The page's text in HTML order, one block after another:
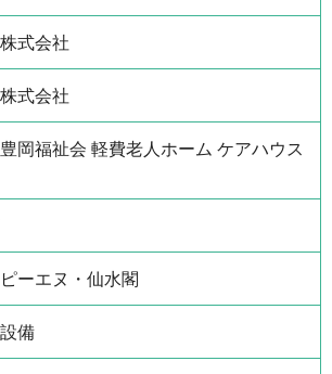
式会社
式会社
岡福祉会 軽費老人ホーム ケアハウス
ーエヌ・仙水閣
備